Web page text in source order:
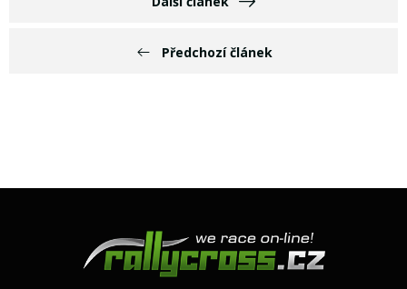
Předchozí článek